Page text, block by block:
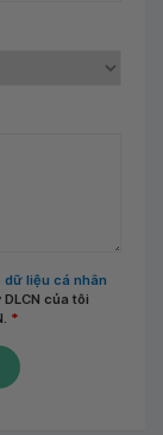
dữ liệu cá nhân
của tôi
*